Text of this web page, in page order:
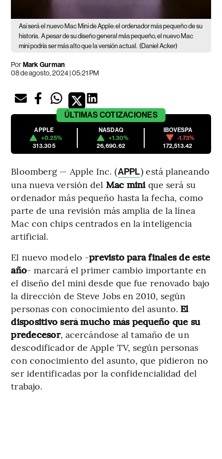
Así será el nuevo Mac Mini de Apple: el ordenador más pequeño de su
historia. A pesar de su diseño general más pequeño, el nuevo Mac
mini podría ser más alto que la versión actual. (Daniel Acker)
PorMark Gurman
08 de agosto, 2024 | 05:21 PM
ÚLTIMAS COTIZACIONES
APPLE
+0.25%
313.305
NASDAQ
+1.30%
26,690.62
IBOVESPA
-1.73%
172,513.42
Bloomberg — Apple Inc. (APPL) está planeando
una nueva versión del Mac minique será su
ordenador más pequeño hasta la fecha, como
parte de una revisión más amplia de la línea
Mac con chips centrados en la inteligencia
artificial.
El nuevo modelo -previsto para finales de este
año- marcará el primer cambio importante en
el diseño del mini desde que fue renovado bajo
la dirección de Steve Jobs en 2010, según
personas con conocimiento del asunto. El
dispositivo será mucho más pequeño que su
predecesor, acercándose al tamaño de un
descodificador de Apple TV, según personas
con conocimiento del asunto, que pidieron no
ser identificadas por la confidencialidad del
trabajo.